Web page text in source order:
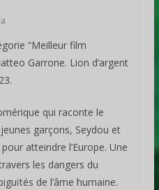
“Meilleur film
Garrone. Lion d’argent
qui raconte le
garçons, Seydou et
atteindre l’Europe. Une
les dangers du
de l’âme humaine.